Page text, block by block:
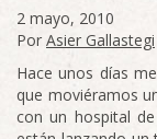
2 mayo, 2010
Por Asier Gallastegi
Hace unos días
que moviéramos
con un hospital